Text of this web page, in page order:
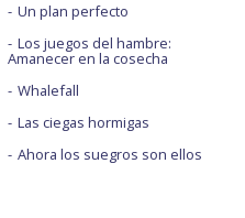
Un plan perfecto
Los juegos del hambre:
Amanecer en la cosecha
Whalefall
Las ciegas hormigas
Ahora los suegros son ellos